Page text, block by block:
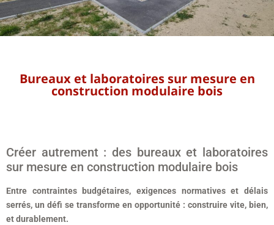
Bureaux et laboratoires sur mesure en
construction modulaire bois
Créer autrement : des bureaux et laboratoires
sur mesure en construction modulaire bois
Entre contraintes budgétaires, exigences normatives et délais
serrés, un défi se transforme en opportunité : construire vite, bien,
et durablement.